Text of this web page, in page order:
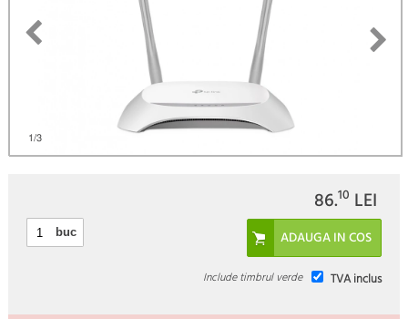
1/3
86.10 LEI
buc
TVA inclus
Include timbrul verde